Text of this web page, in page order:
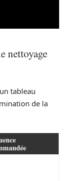
nettoyage
tableau
de la